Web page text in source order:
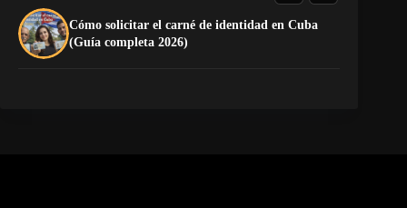
Cómo solicitar el carné de identidad en Cuba
(Guía completa 2026)